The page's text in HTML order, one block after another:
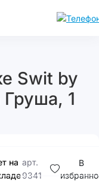
Swit by
1
на арт.
9341
В